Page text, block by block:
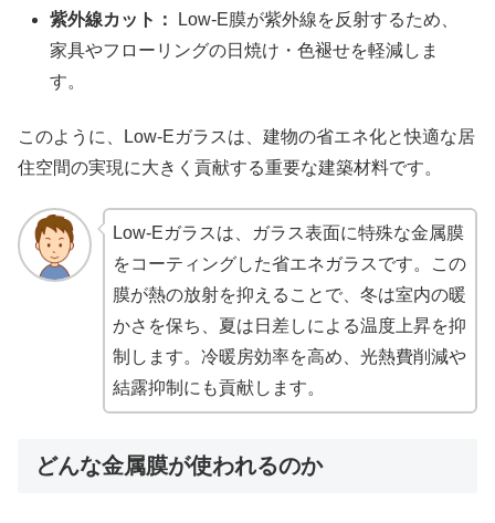
紫外線カット：
Low-E膜が紫外線を反射するため、
家具やフローリングの日焼け・色褪せを軽減しま
す。
このように、Low-Eガラスは、建物の省エネ化と快適な居
住空間の実現に大きく貢献する重要な建築材料です。
Low-Eガラスは、ガラス表面に特殊な金属膜
をコーティングした省エネガラスです。この
膜が熱の放射を抑えることで、冬は室内の暖
かさを保ち、夏は日差しによる温度上昇を抑
制します。冷暖房効率を高め、光熱費削減や
結露抑制にも貢献します。
どんな金属膜が使われるのか